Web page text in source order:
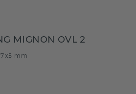
MIGNON OVL 2
mm